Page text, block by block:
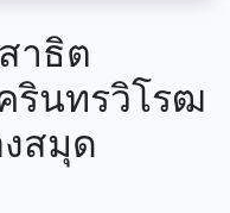
าธิต
รินทรวิโรฒ
สมุด